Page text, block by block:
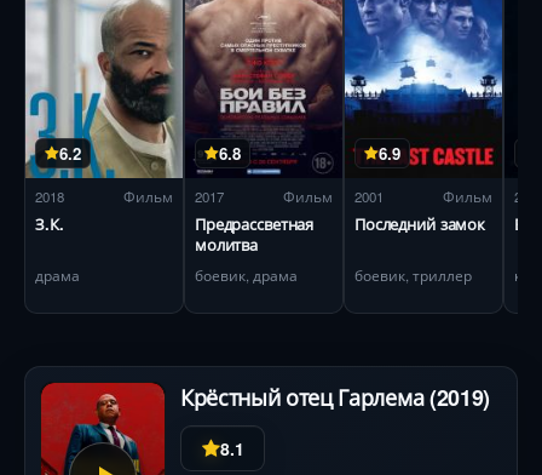
6.2
2018 Фильм
З.К.
драма
6.8
2017 Фильм
Предрассветная
молитва
боевик, драма
6.9
2001 Фильм
Последний замок
боевик, триллер
2015
Крёстный отец Гарлема (2019)
8.1